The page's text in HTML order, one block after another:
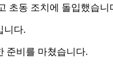
초동 조치에 돌입했습니
니다.
준비를 마쳤습니다.